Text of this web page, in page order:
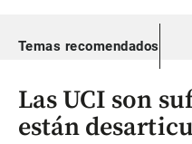
Temas recomendados
Las UCI son
están